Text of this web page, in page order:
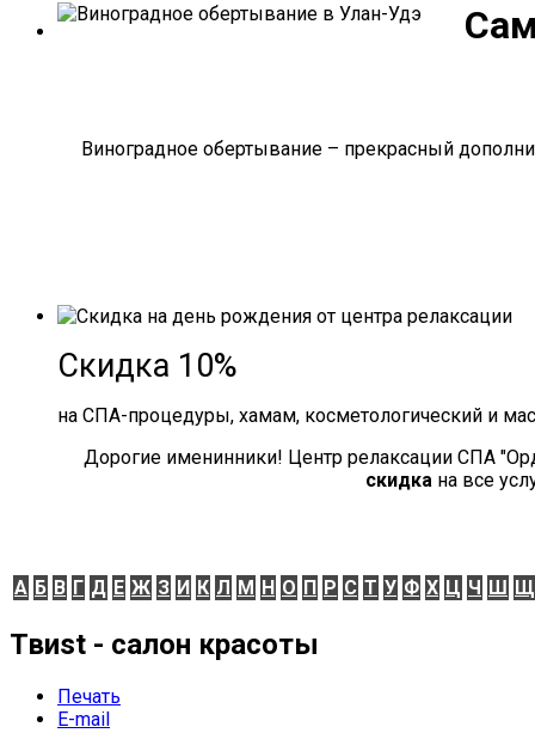
Виноградное обертывание – прекрасный
Скидка 10%
на СПА-процедуры, хамам, косметологический и
Дорогие именинники! Центр релаксации СПА
скидкана все
А Б В Г Д Е Ж З И К Л М Н О П Р С Т У Ф Х Ц Ч Ш Щ
Твиst - салон красоты
Печать
E-mail